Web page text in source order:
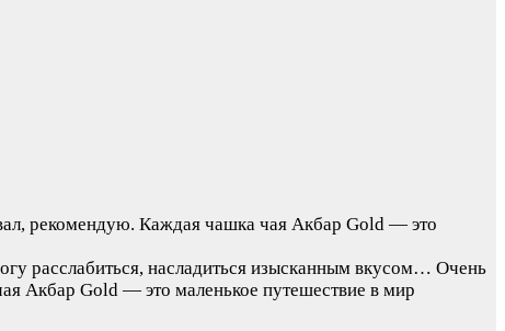
рекомендую. Каждая чашка чая Акбар Gold — это
расслабиться, насладиться изысканным вкусом… Очень
Акбар Gold — это маленькое путешествие в мир